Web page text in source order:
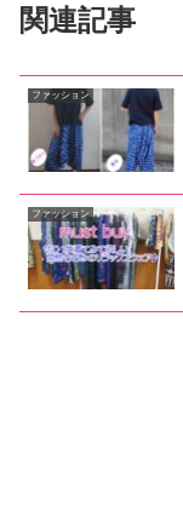
関連記事
ファッション
ファッション